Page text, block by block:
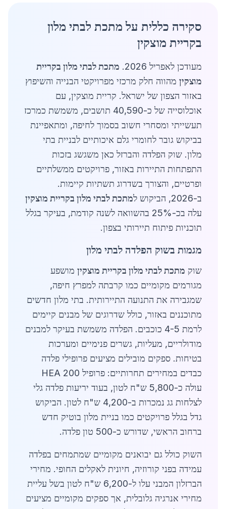
סקירה כללית על מתכת לבתי מלון
בקריית מוצקין
מעודכן לאפריל 2026.
מתכת לבתי מלון בקריית
מוצקין מהווה חלק מרכזי מפרויקטי הבנייה והשיפוץ
באזור הצפון של ישראל. קריית מוצקין, עם
אוכלוסייה של כ-40,590 תושבים, משמשת כמרכז
תעשייתי ומסחרי חשוב בסמוך לחיפה, ומתאפיינת
בביקוש גובר לחומרי גלם איכותיים לבניית בתי
מלון. שוק הפלדה והברזל כאן משגשג בזכות
התפתחות התיירות באזור, פרויקטים ממשלתיים
ופרטיים, והצורך בשדרוג תשתיות קיימות.
ב-2026, הביקוש ל
מתכת לבתי מלון בקריית מוצקין
עלה בכ-25% בהשוואה לשנה קודמת, בעיקר בגלל
תוכניות פיתוח תיירותי בצפון.
מגמות בשוק הפלדה לבתי מלון
שוק מתכת לבתי מלון בקריית מוצקין מושפע
מגורמים מקומיים כמו קרבתה למפרץ חיפה,
שמגבירה את התנועה התיירותית. בתי מלון חדשים
מתוכננים באזור, כולל שדרוגים של מבנים קיימים
לרמת 4-5 כוכבים. הפלדה משמשת בעיקר למבנים
מודולריים, מעליות, גשרים פנימיים ומערכות
בטיחות. ספקים מובילים מציעים פרופילי פלדה
כבדים במחירים תחרותיים: פרופיל HEA 200
עולה כ-5,800 ש"ח לטון, בעוד יריעות פלדה גלי
לצלחות גג נמכרות ב-4,200 ש"ח לטון. הביקוש
גדל בגלל פרויקטים כמו בניית מלון בוטיק חדש
ברחוב הראשי, שדורש כ-500 טון פלדה.
השוק כולל גם יבואנים מקומיים שמתמחים בפלדה
עמידה בפני קורוזיה, חיונית לאקלים החופי. מחירי
הברזלון המבני עלו ל-6,200 ש"ח לטון בשל עליית
מחירי אנרגיה גלובלית, אך ספקים מקומיים מציעים